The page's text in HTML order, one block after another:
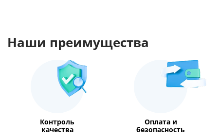
Наши преимущества
Контроль
качества
Оплата и
безопасность